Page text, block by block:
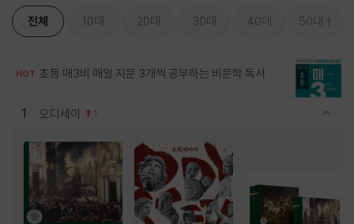
전체 10대 20대 30대 40대 50대
HOT 초등 매3비 매일 지문 3개씩 공부하는 비문학 독서
1 오디세이 1